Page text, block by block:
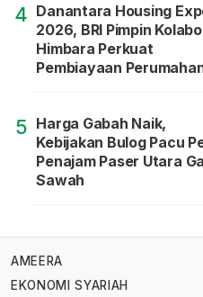
4 Danantara Housing
2026, BRI Pimpin
Himbara Perkuat
Pembiayaan
5 Harga Gabah Naik,
Kebijakan Bulog Pacu
Penajam Paser Utara
Sawah
AMEERA
EKONOMI SYARIAH